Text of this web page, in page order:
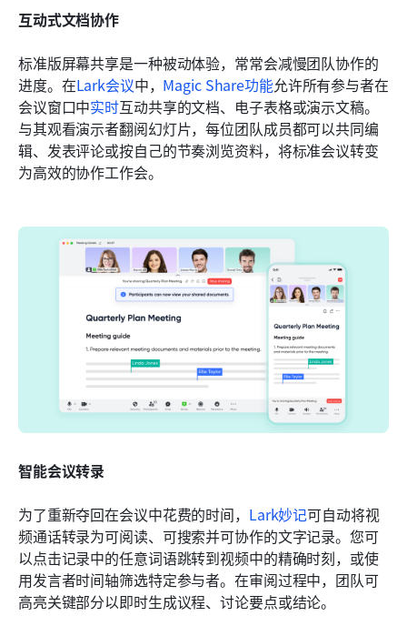
互动式文档协作
标准版屏幕共享是一种被动体验，常常会减慢团队协作的
进度。在Lark会议中， Magic Share功能允许所有参与者在
会议窗口中实时互动共享的文档、电子表格或演示文稿。
与其观看演示者翻阅幻灯片，每位团队成员都可以共同编
辑、发表评论或按自己的节奏浏览资料，将标准会议转变
为高效的协作工作会。
智能会议转录
为了重新夺回在会议中花费的时间， Lark妙记可自动将视
频通话转录为可阅读、可搜索并可协作的文字记录。您可
以点击记录中的任意词语跳转到视频中的精确时刻，或使
用发言者时间轴筛选特定参与者。在审阅过程中，团队可
高亮关键部分以即时生成议程、讨论要点或结论。